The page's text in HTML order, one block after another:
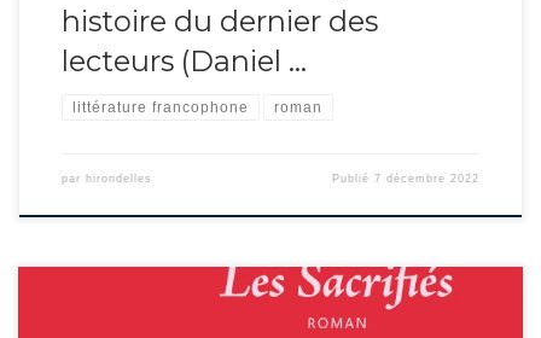
histoire du dernier des
lecteurs (Daniel …
littérature francophone roman
par hirondelles Publié7 décembre 2022